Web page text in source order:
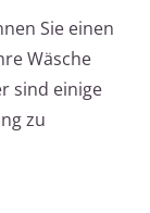
Sie einen
Wäsche
sind einige
zu